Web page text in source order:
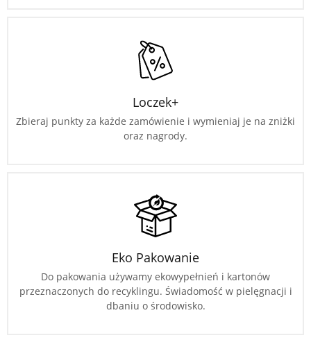
Loczek+
Zbieraj punkty za każde zamówienie i wymieniaj je na zniżki
oraz nagrody.
Eko Pakowanie
Do pakowania używamy ekowypełnień i kartonów
przeznaczonych do recyklingu. Świadomość w pielęgnacji i
dbaniu o środowisko.